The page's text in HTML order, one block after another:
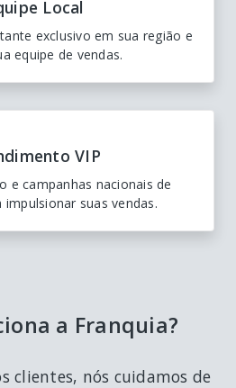
Local
exclusivo em sua região e
equipe de vendas.
VIP
e campanhas nacionais de
suas vendas.
a Franquia?
clientes, nós cuidamos de